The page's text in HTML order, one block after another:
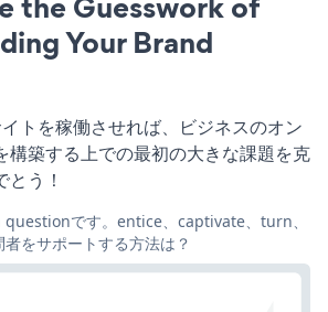
Your Brand
トを稼働させれば、ビジネスのオン
構築する上での最初の大きな課題を克
う！
questionです。entice、captivate、turn、
をサポートする方法は？